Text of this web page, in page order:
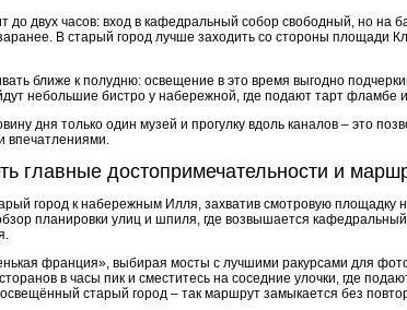
до двух часов: вход в кафедральный собор свободный, но на
В старый город лучше заходить со стороны площади
ближе к полудню: освещение в это время выгодно
небольшие бистро у набережной, где подают тарт фламбе
дня только один музей и прогулку вдоль каналов – это
впечатлениями.
главные достопримечательности и
город к набережным Илля, захватив смотровую площадку
планировки улиц и шпиля, где возвышается
франция», выбирая мосты с лучшими ракурсами для
в часы пик и сместитесь на соседние улочки, где
старый город – так маршрут замыкается без